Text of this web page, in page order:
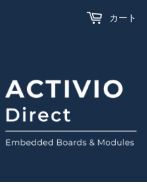
カート